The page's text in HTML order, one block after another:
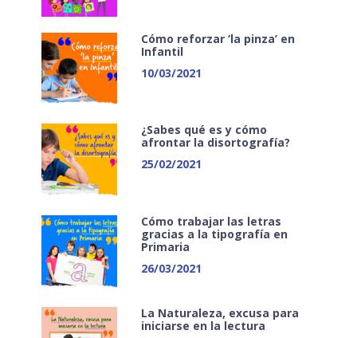
Cómo reforzar ‘la pinza’ en
Infantil
10/03/2021
¿Sabes qué es y cómo
afrontar la disortografía?
25/02/2021
Cómo trabajar las letras
gracias a la tipografía en
Primaria
26/03/2021
La Naturaleza, excusa para
iniciarse en la lectura